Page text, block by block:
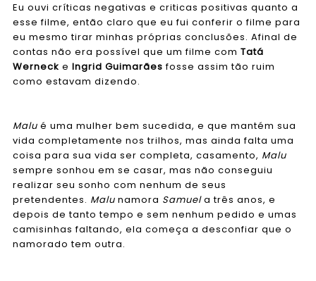
Eu ouvi críticas negativas e criticas positivas quanto a
esse filme, então claro que eu fui conferir o filme para
eu mesmo tirar minhas próprias conclusões. Afinal de
contas não era possível que um filme com Tatá
Werneck e Ingrid Guimarãesfosse assim tão ruim
como estavam dizendo.
Malu é uma mulher bem sucedida, e que mantém sua
vida completamente nos trilhos, mas ainda falta uma
coisa para sua vida ser completa, casamento, Malu
sempre sonhou em se casar, mas não conseguiu
realizar seu sonho com nenhum de seus
pretendentes. Malu namora Samuela três anos, e
depois de tanto tempo e sem nenhum pedido e umas
camisinhas faltando, ela começa a desconfiar que o
namorado tem outra.